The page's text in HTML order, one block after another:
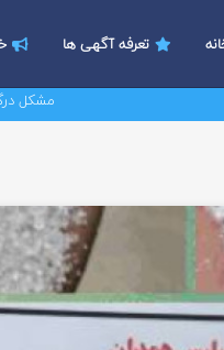
تعرفه آگهی ها
مشکل درگاه